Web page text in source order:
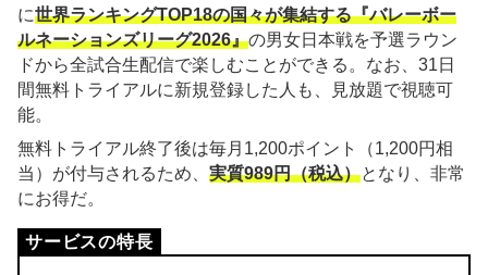
に世界ランキングTOP18の国々が集結する『バレーボー
ルネーションズリーグ2026』の男女日本戦を予選ラウン
ドから全試合生配信で楽しむことができる。なお、31日
間無料トライアルに新規登録した人も、見放題で視聴可
能。
無料トライアル終了後は毎月1,200ポイント（1,200円相
当）が付与されるため、 実質989円（税込）となり、非常
にお得だ。